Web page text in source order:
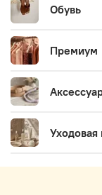
Обувь
Премиум
Уходовая